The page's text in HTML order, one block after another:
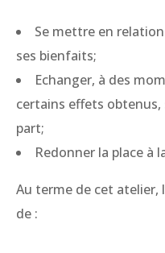
Se mettre en
ses bienfaits;
Echanger, à des
certains effets obtenus,
part;
Redonner la place à
Au terme de cet atelier,
de :